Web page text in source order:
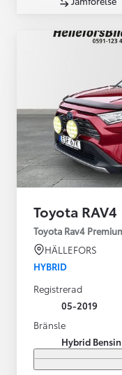
Toyota RAV4
Toyota Rav4
HÄLLEFORS
HYBRID
Registrerad
05-2019
Bränsle
Hybrid Bensin